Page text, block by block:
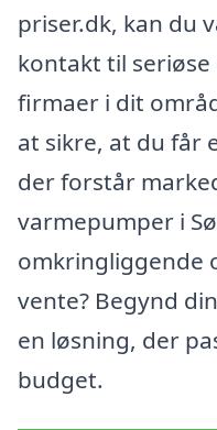
priser.dk, kan du
kontakt til
firmaer i dit
at sikre, at du får
der forstår
varmepumper i
omkringliggende
vente? Begynd
en løsning, der
budget.